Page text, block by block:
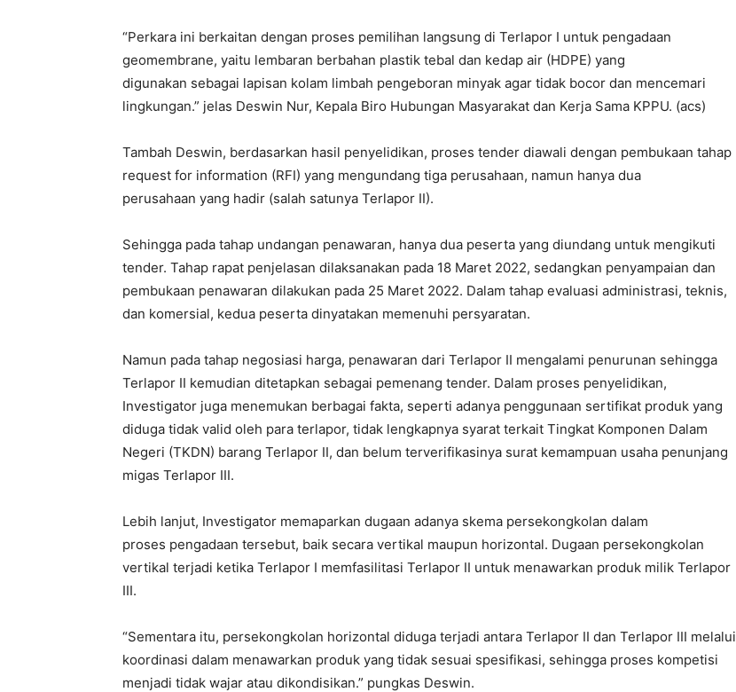
“Perkara ini berkaitan dengan proses pemilihan langsung di Terlapor I untuk pengadaan
geomembrane, yaitu lembaran berbahan plastik tebal dan kedap air (HDPE) yang
digunakan sebagai lapisan kolam limbah pengeboran minyak agar tidak bocor dan mencemari
lingkungan.” jelas Deswin Nur, Kepala Biro Hubungan Masyarakat dan Kerja Sama KPPU. (acs)
Tambah Deswin, berdasarkan hasil penyelidikan, proses tender diawali dengan pembukaan tahap
request for information (RFI) yang mengundang tiga perusahaan, namun hanya dua
perusahaan yang hadir (salah satunya Terlapor II).
Sehingga pada tahap undangan penawaran, hanya dua peserta yang diundang untuk mengikuti
tender. Tahap rapat penjelasan dilaksanakan pada 18 Maret 2022, sedangkan penyampaian dan
pembukaan penawaran dilakukan pada 25 Maret 2022. Dalam tahap evaluasi administrasi, teknis,
dan komersial, kedua peserta dinyatakan memenuhi persyaratan.
Namun pada tahap negosiasi harga, penawaran dari Terlapor II mengalami penurunan sehingga
Terlapor II kemudian ditetapkan sebagai pemenang tender. Dalam proses penyelidikan,
Investigator juga menemukan berbagai fakta, seperti adanya penggunaan sertifikat produk yang
diduga tidak valid oleh para terlapor, tidak lengkapnya syarat terkait Tingkat Komponen Dalam
Negeri (TKDN) barang Terlapor II, dan belum terverifikasinya surat kemampuan usaha penunjang
migas Terlapor III.
Lebih lanjut, Investigator memaparkan dugaan adanya skema persekongkolan dalam
proses pengadaan tersebut, baik secara vertikal maupun horizontal. Dugaan persekongkolan
vertikal terjadi ketika Terlapor I memfasilitasi Terlapor II untuk menawarkan produk milik Terlapor
III.
“Sementara itu, persekongkolan horizontal diduga terjadi antara Terlapor II dan Terlapor III melalui
koordinasi dalam menawarkan produk yang tidak sesuai spesifikasi, sehingga proses kompetisi
menjadi tidak wajar atau dikondisikan.” pungkas Deswin.